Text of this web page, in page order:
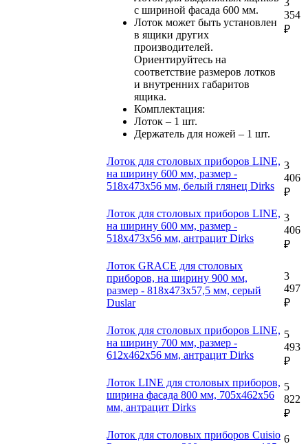
с шириной фасада 600 мм.
Лоток может быть установлен
в ящики других
производителей.
Ориентируйтесь на
соответствие размеров лотков
и внутренних габаритов
ящика.
Комплектация:
Лоток – 1 шт.
Держатель для ножей – 1 шт.
354
₽
Лоток для столовых приборов LINE,
на ширину 600 мм, размер -
518x473х56 мм, белый глянец Dirks
3
406
₽
Лоток для столовых приборов LINE,
на ширину 600 мм, размер -
518х473х56 мм, антрацит Dirks
3
406
₽
Лоток GRACE для столовых
приборов, на ширину 900 мм,
размер - 818х473х57,5 мм, серый
Duslar
3
497
₽
Лоток для столовых приборов LINE,
на ширину 700 мм, размер -
612x462х56 мм, антрацит Dirks
5
493
₽
Лоток LINE для столовых приборов,
ширина фасада 800 мм, 705x462х56
мм, антрацит Dirks
5
822
₽
Лоток для столовых приборов Cuisio 6